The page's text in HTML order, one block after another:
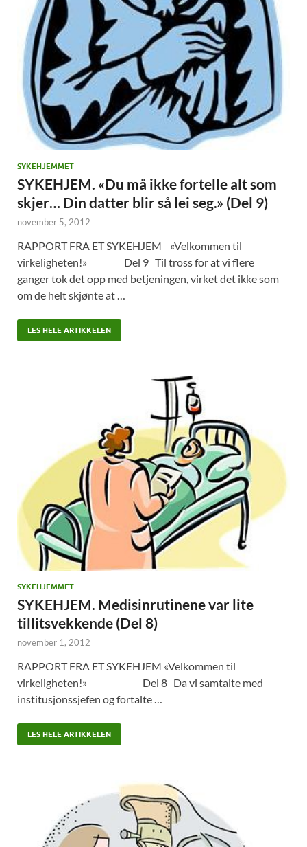
SYKEHJEMMET
SYKEHJEM. «Du må ikke fortelle alt som
skjer… Din datter blir så lei seg.» (Del 9)
november 5, 2012
RAPPORT FRA ET SYKEHJEM «Velkommen til
virkeligheten!» Del 9 Til tross for at vi flere
ganger tok det opp med betjeningen, virket det ikke som
om de helt skjønte at …
LES HELE ARTIKKELEN
SYKEHJEMMET
SYKEHJEM. Medisinrutinene var lite
tillitsvekkende (Del 8)
november 1, 2012
RAPPORT FRA ET SYKEHJEM «Velkommen til
virkeligheten!» Del 8 Da vi samtalte med
institusjonssjefen og fortalte …
LES HELE ARTIKKELEN